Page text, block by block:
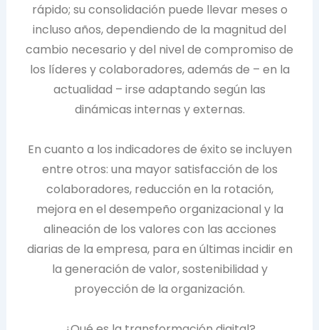
rápido; su consolidación puede llevar meses o
incluso años, dependiendo de la magnitud del
cambio necesario y del nivel de compromiso de
los líderes y colaboradores, además de – en la
actualidad – irse adaptando según las
dinámicas internas y externas.
En cuanto a los indicadores de éxito se incluyen
entre otros: una mayor satisfacción de los
colaboradores, reducción en la rotación,
mejora en el desempeño organizacional y la
alineación de los valores con las acciones
diarias de la empresa, para en últimas incidir en
la generación de valor, sostenibilidad y
proyección de la organización.